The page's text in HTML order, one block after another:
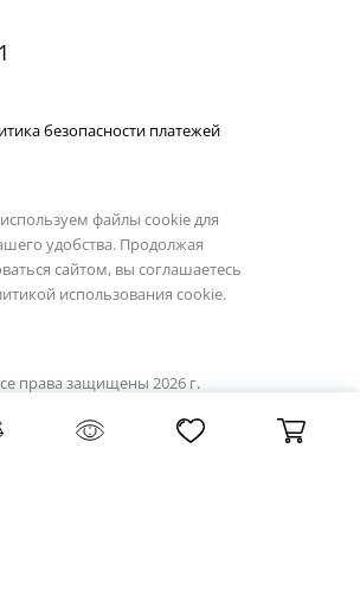
безопасности платежей
файлы cookie для
удобства. Продолжая
сайтом, вы соглашаетесь
использования cookie.
права защищены 2026 г.